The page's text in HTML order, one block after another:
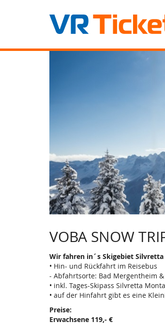
VOBA SNOW
Wir fahren in´s Skigebiet
• Hin- und Rückfahrt im Reisebus
- Abfahrtsorte: Bad Mergentheim
• inkl. Tages-Skipass Silvretta
• auf der Hinfahrt gibt es eine
Preise:
Erwachsene 119,- €